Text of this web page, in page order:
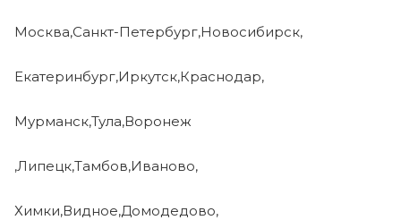
Москва,Санкт-Петербург,Новосибирск,
Екатеринбург,Иркутск,Краснодар,
Мурманск,Тула,Воронеж
,Липецк,Тамбов,Иваново,
Химки,Видное,Домодедово,